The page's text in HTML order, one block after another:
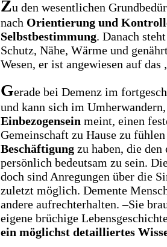
Zu den wesentlichen
nach Orientierung und
Selbstbestimmung. Danach
Schutz, Nähe, Wärme und
Wesen, er ist angewiesen auf
Gerade bei Demenz im
und kann sich im
Einbezogensein meint, einen
Gemeinschaft zu Hause zu
Beschäftigung zu haben, die
persönlich bedeutsam zu sein.
doch sind Anregungen über die
zuletzt möglich. Demente
andere aufrechterhalten. –Sie
eigene brüchige
ein möglichst detailliertes